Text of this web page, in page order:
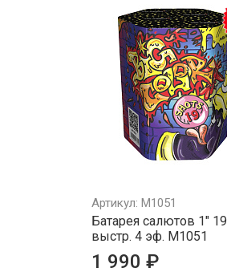
Артикул: M1051
Батарея салютов 1" 19
выстр. 4 эф. M1051
1 990 ₽